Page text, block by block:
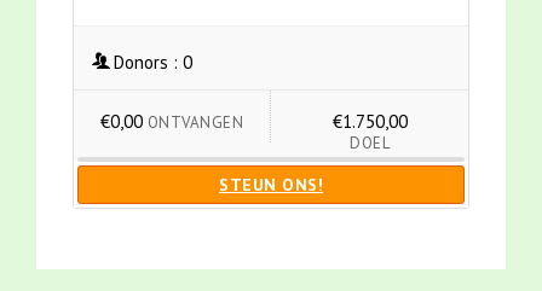
Donors : 0
€0,00 ONTVANGEN €1.750,00
DOEL
STEUN ONS!